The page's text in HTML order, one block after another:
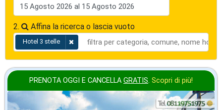
2. Affina la ricerca o lascia vuoto
Hotel 3 stelle
PRENOTA OGGI E CANCELLA GRATIS. Scopri di più!